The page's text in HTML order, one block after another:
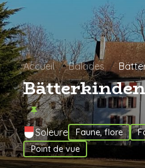
Accueil Balades
Soleure Faune, flore
Point de vue